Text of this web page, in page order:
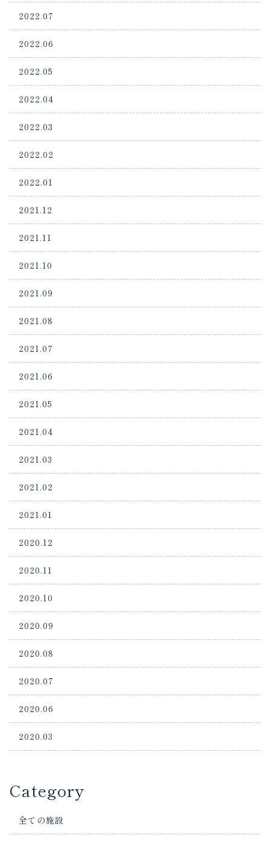
2022.07
2022.06
2022.05
2022.04
2022.03
2022.02
2022.01
2021.12
2021.11
2021.10
2021.09
2021.08
2021.07
2021.06
2021.05
2021.04
2021.03
2021.02
2021.01
2020.12
2020.11
2020.10
2020.09
2020.08
2020.07
2020.06
2020.03
Category
全ての施設